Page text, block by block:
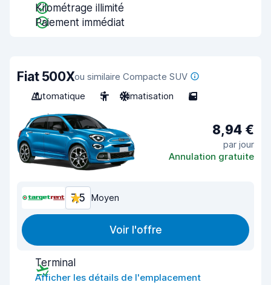
Kilométrage illimité
Paiement immédiat
Fiat 500Xou similaire Compacte SUV
Automatique
5 Climatisation 5
8,94 €
par jour
Annulation gratuite
7,5 Moyen
Voir l'offre
Terminal
Afficher les détails de l'emplacement